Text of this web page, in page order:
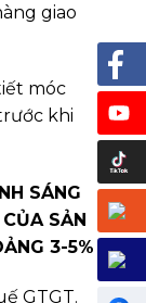
giao
móc
khi
SÁNG
SẢN
3-5%
GTGT.